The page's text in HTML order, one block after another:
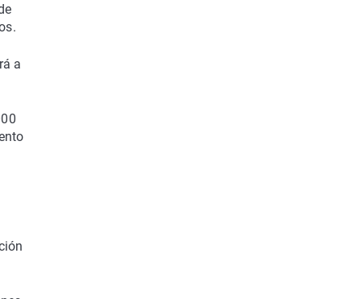
a